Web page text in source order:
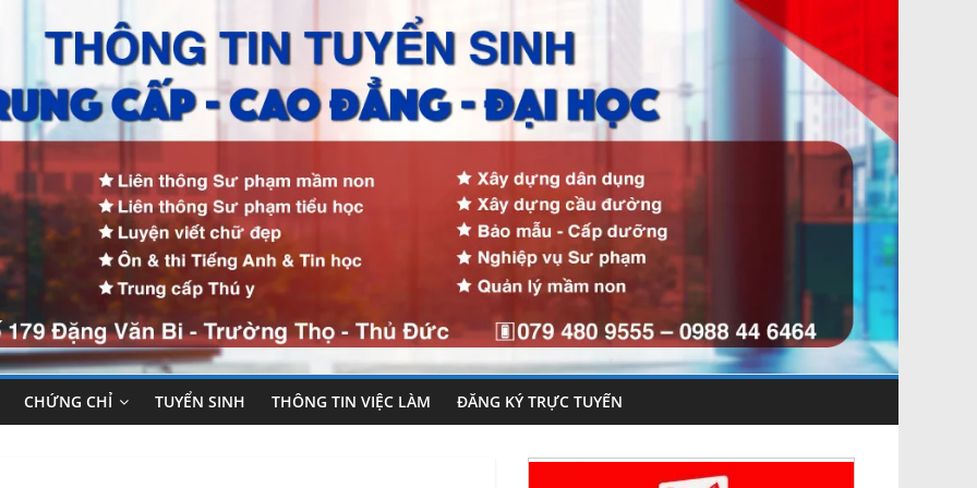
CHỨNG CHỈ TUYỂN SINH THÔNG TIN VIỆC LÀM ĐĂNG KÝ TRỰC TUYẾN